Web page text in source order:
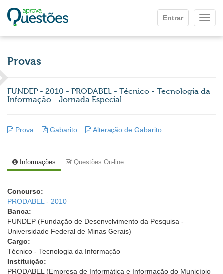
Entrar
Provas
FUNDEP - 2010 - PRODABEL - Técnico - Tecnologia da
Informação - Jornada Especial
Prova Gabarito Alteração de Gabarito
Informações Questões On-line
Concurso:
PRODABEL - 2010
Banca:
FUNDEP (Fundação de Desenvolvimento da Pesquisa -
Universidade Federal de Minas Gerais)
Cargo:
Técnico - Tecnologia da Informação
Instituição:
PRODABEL (Empresa de Informática e Informação do Município